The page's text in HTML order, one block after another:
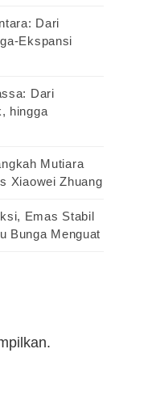
Dari
Ekspansi
Dari
hingga
Mutiara
Xiaowei Zhuang
Emas Stabil
Bunga Menguat